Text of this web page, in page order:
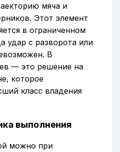
мяча и
Этот элемент
в ограниченном
удар с разворота или
В
— это решение на
которое
класс владения
выполнения
можно при